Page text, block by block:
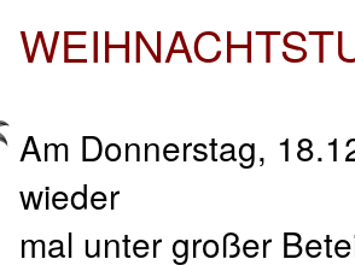
Am Donnerstag,
wieder
mal unter großer